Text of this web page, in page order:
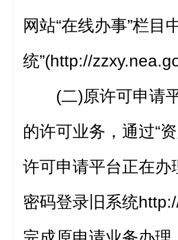
网站“在线办事”栏目
统”(http://
(二)原许可申请
的许可业务，通过“
许可申请平台正在
密码登录旧系统